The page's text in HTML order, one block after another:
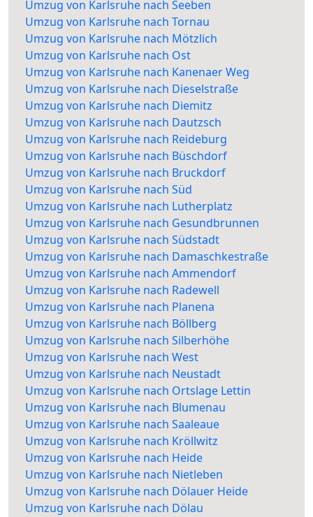
Umzug von Karlsruhe nach Seeben
Umzug von Karlsruhe nach Tornau
Umzug von Karlsruhe nach Mötzlich
Umzug von Karlsruhe nach Ost
Umzug von Karlsruhe nach Kanenaer Weg
Umzug von Karlsruhe nach Dieselstraße
Umzug von Karlsruhe nach Diemitz
Umzug von Karlsruhe nach Dautzsch
Umzug von Karlsruhe nach Reideburg
Umzug von Karlsruhe nach Büschdorf
Umzug von Karlsruhe nach Bruckdorf
Umzug von Karlsruhe nach Süd
Umzug von Karlsruhe nach Lutherplatz
Umzug von Karlsruhe nach Gesundbrunnen
Umzug von Karlsruhe nach Südstadt
Umzug von Karlsruhe nach Damaschkestraße
Umzug von Karlsruhe nach Ammendorf
Umzug von Karlsruhe nach Radewell
Umzug von Karlsruhe nach Planena
Umzug von Karlsruhe nach Böllberg
Umzug von Karlsruhe nach Silberhöhe
Umzug von Karlsruhe nach West
Umzug von Karlsruhe nach Neustadt
Umzug von Karlsruhe nach Ortslage Lettin
Umzug von Karlsruhe nach Blumenau
Umzug von Karlsruhe nach Saaleaue
Umzug von Karlsruhe nach Kröllwitz
Umzug von Karlsruhe nach Heide
Umzug von Karlsruhe nach Nietleben
Umzug von Karlsruhe nach Dölauer Heide
Umzug von Karlsruhe nach Dölau